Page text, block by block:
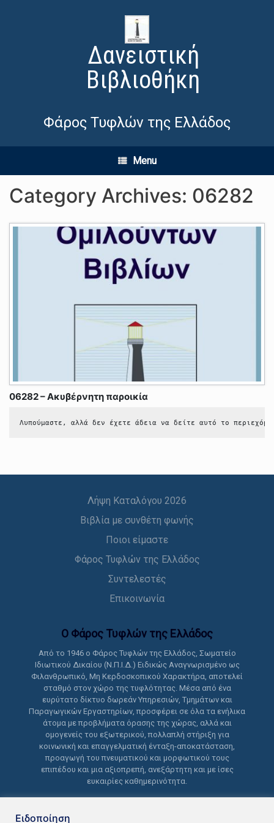
Δανειστική
Βιβλιοθήκη
Φάρος Τυφλών της Ελλάδος
Menu
Category Archives: 06282
06282 – Ακυβέρνητη παροικία
Λυπούμαστε, αλλά δεν έχετε άδεια να δείτε αυτό το
Λήψη Καταλόγου 2026
Βιβλία με συνθέτη φωνής
Ποιοι είμαστε
Φάρος Τυφλών της Ελλάδος
Συντελεστές
Επικοινωνία
Ο Φάρος Τυφλών της Ελλάδoς
Από το 1946 ο Φάρος Τυφλών της Ελλάδος, Σωματείο
Ιδιωτικού Δικαίου (Ν.Π.Ι.Δ.) Ειδικώς Αναγνωρισμένο ως
Φιλανθρωπικό, Μη Κερδοσκοπικού Χαρακτήρα, αποτελεί
σταθμό στον χώρο της τυφλότητας. Μέσα από ένα
ευρύτατο δίκτυο δωρεάν Υπηρεσιών, Τμημάτων και
Παραγωγικών Εργαστηρίων, προσφέρει σε όλα τα ενήλικα
άτομα με προβλήματα όρασης της χώρας, αλλά και
ομογενείς του εξωτερικού, πολλαπλή στήριξη για
κοινωνική και επαγγελματική ένταξη-αποκατάσταση,
προαγωγή του πνευματικού και μορφωτικού τους
επιπέδου και μια αξιοπρεπή, ανεξάρτητη και με ίσες
ευκαιρίες καθημερινότητα.
Ειδοποίηση